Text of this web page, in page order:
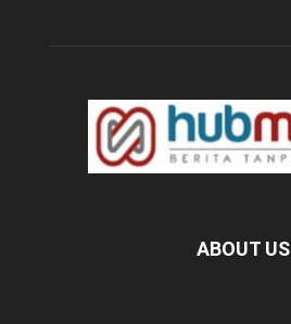
ABOUT US